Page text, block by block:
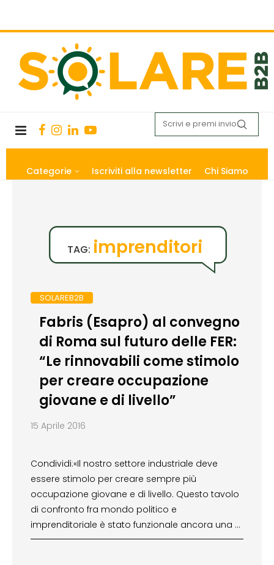
Categorie Iscriviti alla newsletter Chi Siamo
TAG: imprenditori
SOLAREB2B
Fabris (Esapro) al convegno
di Roma sul futuro delle FER:
“Le rinnovabili come stimolo
per creare occupazione
giovane e di livello”
15 Aprile 2016
Condividi:«Il nostro settore industriale deve
essere stimolo per creare sempre più
occupazione giovane e di livello. Questo tavolo
di confronto fra mondo politico e
imprenditoriale è stato funzionale ancora una …